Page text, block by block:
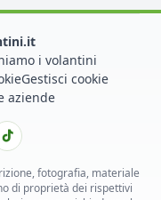
i volantini
Gestisci cookie
aziende
fotografia, materiale
di proprietà dei rispettivi